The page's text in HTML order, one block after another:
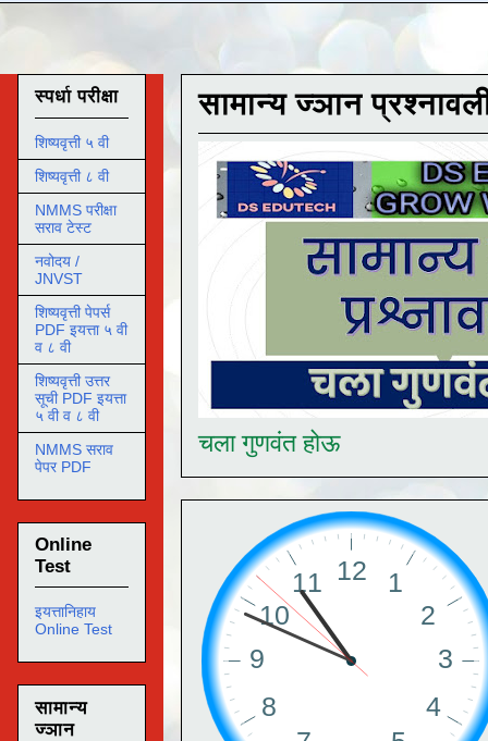
सामान्य ज्ञान
चला गुणवंत होऊ
स्पर्धा परीक्षा
शिष्यवृत्ती ५ वी
शिष्यवृत्ती ८ वी
NMMS परीक्षा
सराव टेस्ट
नवोदय /
JNVST
शिष्यवृत्ती पेपर्स
PDF इयत्ता ५ वी
व ८ वी
शिष्यवृत्ती उत्तर
सूची PDF इयत्ता
५ वी व ८ वी
NMMS सराव
पेपर PDF
Online
Test
इयत्तानिहाय
Online Test
सामान्य
ज्ञान